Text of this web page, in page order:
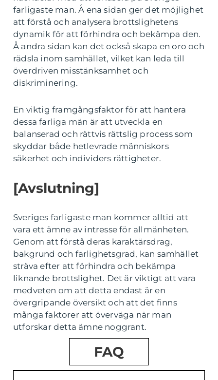
farligaste man. Å ena sidan ger det möjlighet
att förstå och analysera brottslighetens
dynamik för att förhindra och bekämpa den.
Å andra sidan kan det också skapa en oro och
rädsla inom samhället, vilket kan leda till
överdriven misstänksamhet och
diskriminering.
En viktig framgångsfaktor för att hantera
dessa farliga män är att utveckla en
balanserad och rättvis rättslig process som
skyddar både hetlevrade människors
säkerhet och individers rättigheter.
[Avslutning]
Sveriges farligaste man kommer alltid att
vara ett ämne av intresse för allmänheten.
Genom att förstå deras karaktärsdrag,
bakgrund och farlighetsgrad, kan samhället
sträva efter att förhindra och bekämpa
liknande brottslighet. Det är viktigt att vara
medveten om att detta endast är en
övergripande översikt och att det finns
många faktorer att överväga när man
utforskar detta ämne noggrant.
FAQ